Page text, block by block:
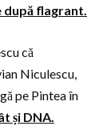
după flagrant.
că
Niculescu,
pe Pintea în
și DNA.